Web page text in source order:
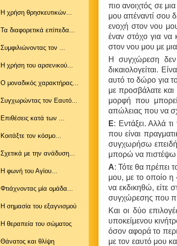
πιο ανοιχτός σε
μου απέναντί ​​σου
ενοχή στον νου
έναν στόχο για
στον νου μου με
Η συγχώρεση δεν
δικαιολογείται.
αυτό το δώρο για
με προσβάλατε
μορφή που
απώλειας που να
Ε: Εντάξει. Αλλά
που είναι
συγχωρήσω
μπορώ να πιστέψω
Α: Τότε θα πρέπει
μου, με το οποίο η
να εκδικηθώ, είτε
συγχώρεσης που
Και οι δύο
υποκείμενου
όσον αφορά το
με τον εαυτό μου
Η χρήση θρησκευτικών...
Τα διαφορετικά επίπεδα...
Συμφιλιώνοντας τον ...
Η χρήση του αρσενικού...
Ο μοναδικός χαρακτήρας...
Συγχωρώντας τον Εαυτό...
Επιθέσεις κατά των ...
Κοιτάξτε τον κόσμο...
Σχετικά με την ανάδυση...
Η φωνή του Αγίου...
Φτιάχνοντας μία ομάδα...
Η σημασία του εξαγνισμού
Η θεραπεία του σώματος
Θάνατος και θλίψη